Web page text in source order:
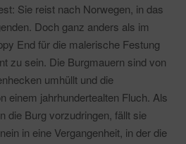
Sie reist nach Norwegen, in das
Doch ganz anders als im
End für die malerische Festung
zu sein. Die Burgmauern sind von
umhüllt und die
einem jahrhundertealten Fluch. Als
die Burg vorzudringen, fällt sie
in eine Vergangenheit, in der die